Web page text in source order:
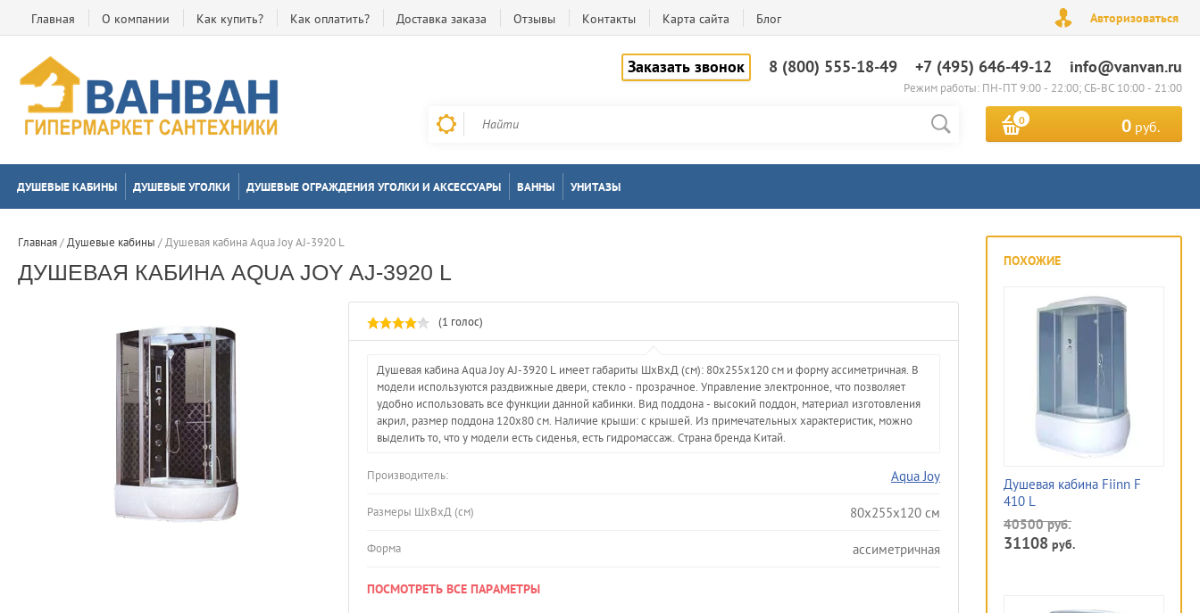
Главная О компании Как купить? Как оплатить? Доставка заказа Отзывы Контакты Карта сайта Блог Авторизоваться
Заказать звонок 8 (800) 555-18-49 +7 (495) 646-49-12 info@vanvan.ru
Режим работы: ПН-ПТ 9:00 - 22:00; СБ-ВС 10:00 - 21:00
0 0 руб.
ДУШЕВЫЕ КАБИНЫ ДУШЕВЫЕ УГОЛКИ ДУШЕВЫЕ ОГРАЖДЕНИЯ УГОЛКИ И АКСЕССУАРЫ ВАННЫ УНИТАЗЫ
ПОХОЖИЕ
Душевая кабина Fiinn F
410 L
40500руб.
31108 руб.
Главная / Душевые кабины / Душевая кабина Aqua Joy AJ-3920 L
ДУШЕВАЯ КАБИНА AQUA JOY AJ-3920 L
(1 голос)
Душевая кабина Aqua Joy AJ-3920 L имеет габариты ШхВхД (см): 80x255x120 см и форму ассиметричная. В
модели используются раздвижные двери, стекло - прозрачное. Управление электронное, что позволяет
удобно использовать все функции данной кабинки. Вид поддона - высокий поддон, материал изготовления
акрил, размер поддона 120х80 см. Наличие крыши: с крышей. Из примечательных характеристик, можно
выделить то, что у модели есть сиденья, есть гидромассаж. Страна бренда Китай.
Производитель: Aqua Joy
Размеры ШхВхД (см) 80x255x120 см
Форма ассиметричная
ПОСМОТРЕТЬ ВСЕ ПАРАМЕТРЫ